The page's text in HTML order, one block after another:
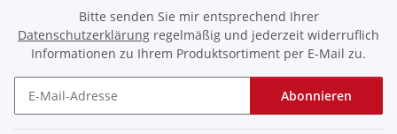
Bitte senden Sie mir entsprechend Ihrer
Datenschutzerklärung regelmäßig und jederzeit widerruflich
Informationen zu Ihrem Produktsortiment per E-Mail zu.
Abonnieren